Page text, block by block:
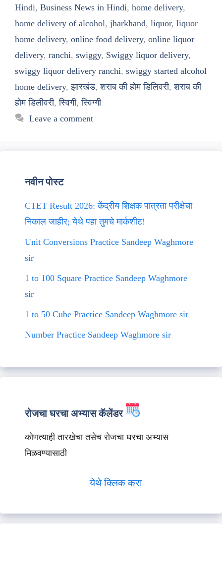
Hindi, Business News in Hindi, home delivery,
home delivery of alcohol, jharkhand, liquor, liquor
home delivery, online food delivery, online liquor
delivery, ranchi, swiggy, Swiggy liquor delivery,
swiggy liquor delivery ranchi, swiggy started alcohol
home delivery,झारखंड,शराब की होम डिलिवरी,शराब की
होम डिलीवरी,स्विगी,स्विग्गी
Leave a comment
नवीन पोस्ट
CTET Result 2026: केंद्रीय शिक्षक पात्रता परीक्षेचा
निकाल जाहीर; येथे पहा तुमचे मार्कशीट!
Unit Conversions Practice Sandeep Waghmore
sir
1 to 100 Square Practice Sandeep Waghmore
sir
1 to 50 Cube Practice Sandeep Waghmore sir
Number Practice Sandeep Waghmore sir
रोजचा घरचा अभ्यास कॅलेंडर
कोणत्याही तारखेचा तसेच रोजचा घरचा अभ्यास
मिळवण्यासाठी
येथे क्लिक करा